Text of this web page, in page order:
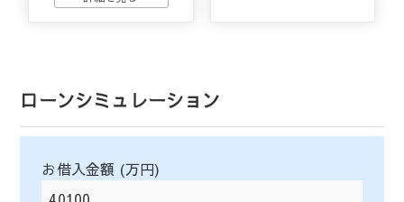
ローンシミュレーション
お借入金額 (万円)